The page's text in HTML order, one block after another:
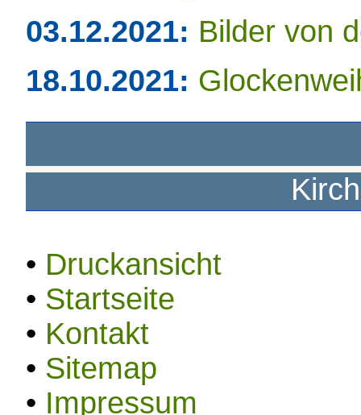
03.12.2021: Bilder von
18.10.2021:
• Druckansicht
• Startseite
• Kontakt
• Sitemap
• Impressum